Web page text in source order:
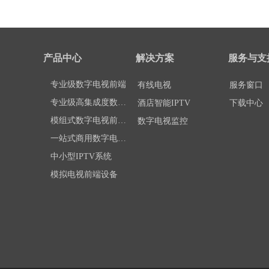
产品中心 解决方案 服务与支
有线电视
酒店智能IPTV
数字电视监控
服务窗口
下载中心
专业级数字电视前端
专业级高集成度数字电视处理平台DCP-3000
模组式数字电视前端设备DMM-1000
一站式商用数字电视前端DCP-1000
中小型IPTV系统
模拟电视前端设备